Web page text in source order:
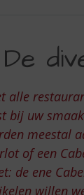
De
alle
bij uw
meestal
of een
de ene
willen